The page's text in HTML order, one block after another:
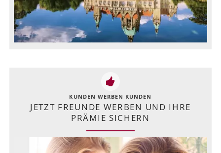
KUNDEN WERBEN KUNDEN
JETZT FREUNDE WERBEN UND IHRE
PRÄMIE SICHERN